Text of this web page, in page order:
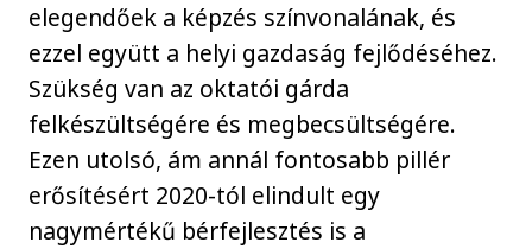
elegendőek a képzés színvonalának, és
ezzel együtt a helyi gazdaság fejlődéséhez.
Szükség van az oktatói gárda
felkészültségére és megbecsültségére.
Ezen utolsó, ám annál fontosabb pillér
erősítésért 2020-tól elindult egy
nagymértékű bérfejlesztés is a